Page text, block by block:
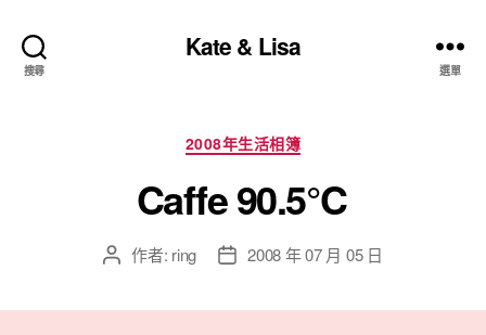
搜尋
Kate & Lisa
選單
分
類
2008年生活相簿
Caffe 90.5℃
文 作者: ring
文 2008 年 07 月 05 日